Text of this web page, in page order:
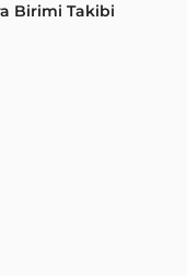
Birimi Takibi